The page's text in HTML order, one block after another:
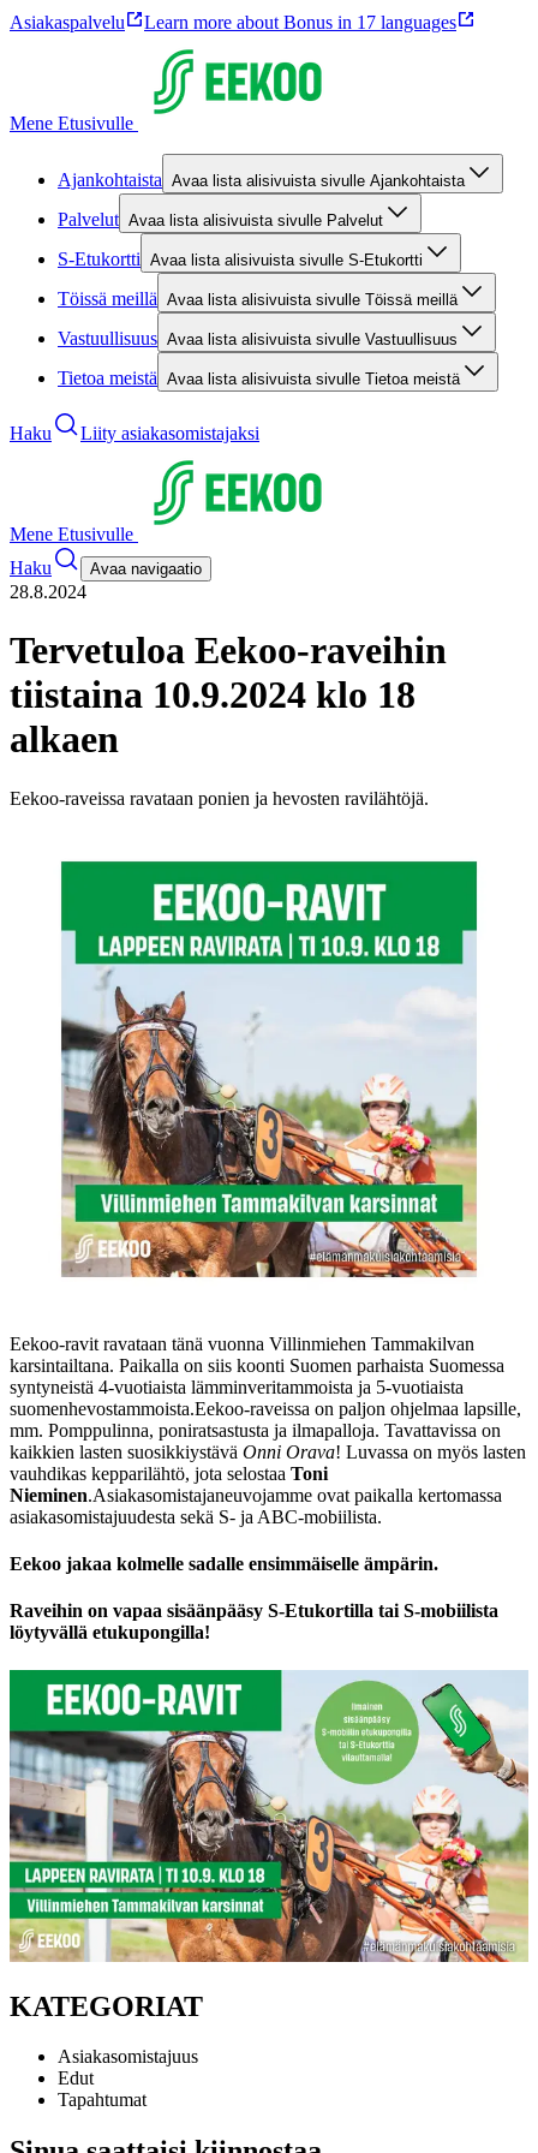
Asiakaspalvelu Learn more about Bonus in 17 languages
Mene Etusivulle
Ajankohtaista Avaa lista alisivuista sivulle Ajankohtaista
Palvelut Avaa lista alisivuista sivulle Palvelut
S-Etukortti Avaa lista alisivuista sivulle S-Etukortti
Töissä meillä Avaa lista alisivuista sivulle Töissä meillä
Vastuullisuus Avaa lista alisivuista sivulle Vastuullisuus
Tietoa meistä Avaa lista alisivuista sivulle Tietoa meistä
Haku Liity asiakasomistajaksi
Mene Etusivulle
Haku
Avaa navigaatio
28.8.2024
Tervetuloa Eekoo-raveihin
tiistaina 10.9.2024 klo 18
alkaen
Eekoo-raveissa ravataan ponien ja hevosten ravilähtöjä.
Eekoo-ravit ravataan tänä vuonna Villinmiehen Tammakilvan
karsintailtana. Paikalla on siis koonti Suomen parhaista Suomessa
syntyneistä 4-vuotiaista lämminveritammoista ja 5-vuotiaista
suomenhevostammoista.Eekoo-raveissa on paljon ohjelmaa lapsille,
mm. Pomppulinna, poniratsastusta ja ilmapalloja. Tavattavissa on
kaikkien lasten suosikkiystävä Onni Orava! Luvassa on myös lasten
vauhdikas kepparilähtö, jota selostaa Toni
Nieminen.Asiakasomistajaneuvojamme ovat paikalla kertomassa
asiakasomistajuudesta sekä S- ja ABC-mobiilista.
Eekoo jakaa kolmelle sadalle ensimmäiselle ämpärin.
Raveihin on vapaa sisäänpääsy S-Etukortilla tai S-mobiilista
löytyvällä etukupongilla!
KATEGORIAT
Asiakasomistajuus
Edut
Tapahtumat